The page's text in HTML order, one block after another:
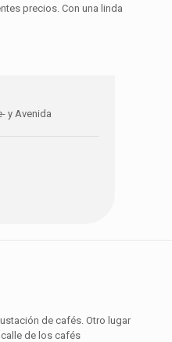
precios. Con una linda
y Avenida
de cafés. Otro lugar
de los cafés